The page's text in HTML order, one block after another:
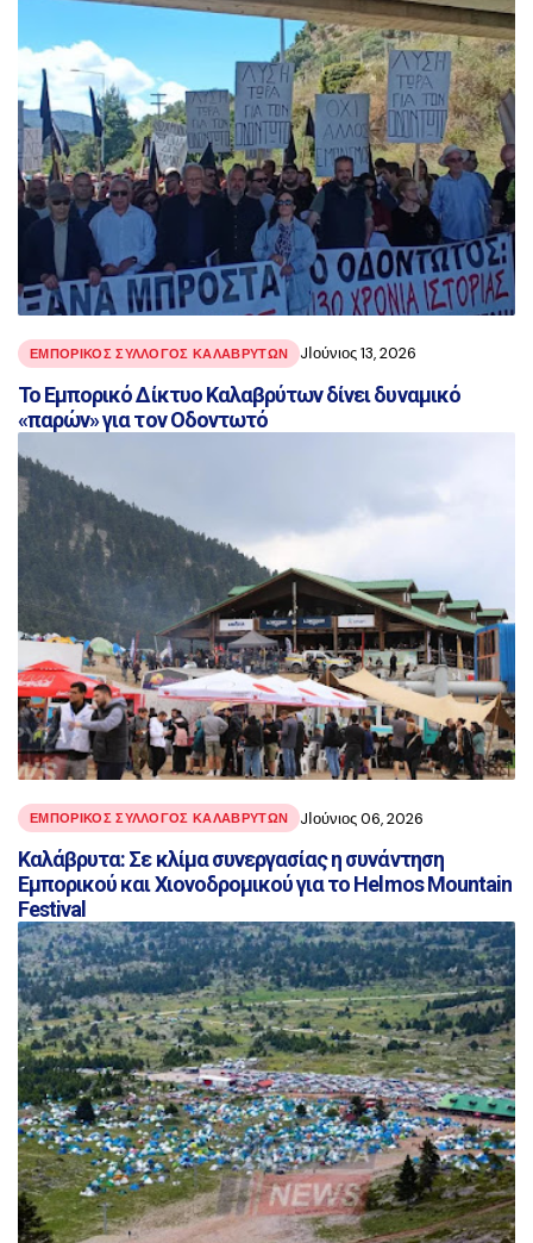
ΕΜΠΟΡΙΚΟΣ ΣΥΛΛΟΓΟΣ ΚΑΛΑΒΡΥΤΩΝ JΙούνιος 13, 2026
Το Εμπορικό Δίκτυο Καλαβρύτων δίνει δυναμικό
«παρών» για τον Οδοντωτό
ΕΜΠΟΡΙΚΟΣ ΣΥΛΛΟΓΟΣ ΚΑΛΑΒΡΥΤΩΝ JΙούνιος 06, 2026
Καλάβρυτα: Σε κλίμα συνεργασίας η συνάντηση
Εμπορικού και Χιονοδρομικού για το Helmos Mountain
Festival